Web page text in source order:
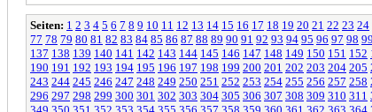
Seiten: 1 2 3 4 5 6 7 8 9 10 11 12 13 14 15 16 17 18 19 20 21 22 23 24
77 78 79 80 81 82 83 84 85 86 87 88 89 90 91 92 93 94 95 96 97 98 99
137 138 139 140 141 142 143 144 145 146 147 148 149 150 151 152
190 191 192 193 194 195 196 197 198 199 200 201 202 203 204 205
243 244 245 246 247 248 249 250 251 252 253 254 255 256 257 258
296 297 298 299 300 301 302 303 304 305 306 307 308 309 310 311